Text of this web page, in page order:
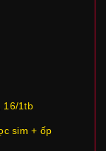
16/1tb
sim + ốp